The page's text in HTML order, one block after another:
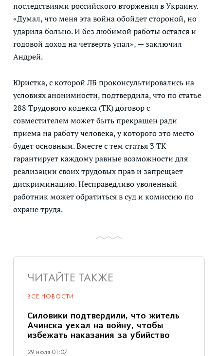
последствиями российского вторжения в Украину.
«Думал, что меня эта война обойдет стороной, но
ударила больно. И без любимой работы остался и
годовой доход на четверть упал», — заключил
Андрей.
Юристка, с которой ЛБ проконсультировались на
условиях анонимности, подтвердила, что по статье
288 Трудового кодекса (ТК) договор с
совместителем может быть прекращен ради
приема на работу человека, у которого это место
будет основным. Вместе с тем статья 3 ТК
гарантирует каждому равные возможности для
реализации своих трудовых прав и запрещает
дискриминацию. Несправедливо уволенный
работник может обратиться в суд и комиссию по
охране труда.
ЧИТАЙТЕ ТАКЖЕ
ВСЕ НОВОСТИ
Силовики подтвердили, что житель
Ачинска уехал на войну, чтобы
избежать наказания за убийство
29 июля 01:07